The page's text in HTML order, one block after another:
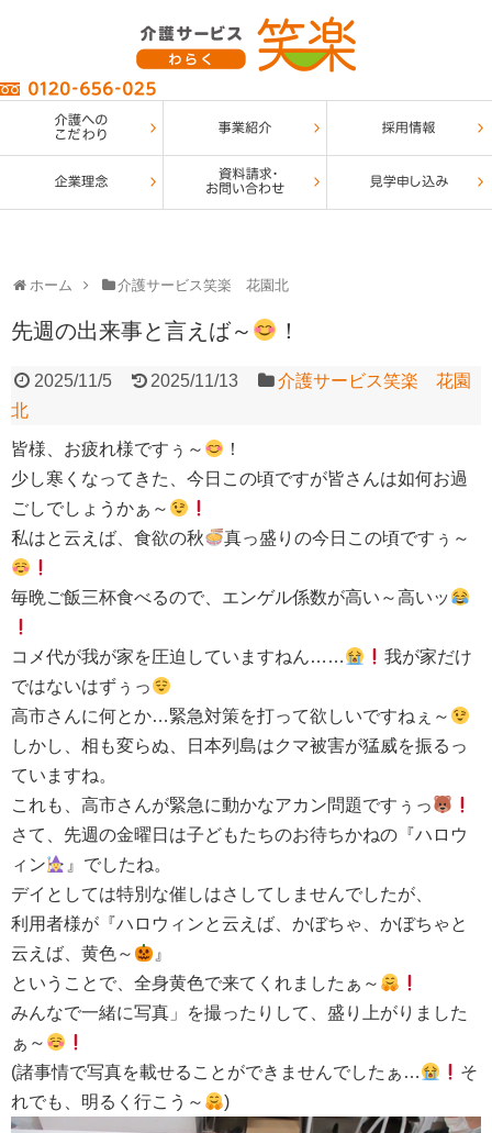
ホーム 介護サービス笑楽 花園北
先週の出来事と言えば～ ！
2025/11/5 2025/11/13
介護サービス笑楽 花園
北
皆様、お疲れ様ですぅ～
！
少し寒くなってきた、今日この頃ですが皆さんは如何お過
ごしでしょうかぁ～
私はと云えば、食欲の秋
真っ盛りの今日この頃ですぅ～
毎晩ご飯三杯食べるので、エンゲル係数が高い～高いッ
コメ代が我が家を圧迫していますねん……
我が家だけ
ではないはずぅっ
高市さんに何とか…緊急対策を打って欲しいですねぇ～
しかし、相も変らぬ、日本列島はクマ被害が猛威を振るっ
ていますね。
これも、高市さんが緊急に動かなアカン問題ですぅっ
さて、先週の金曜日は子どもたちのお待ちかねの『ハロウ
ィン
』でしたね。
デイとしては特別な催しはさしてしませんでしたが、
利用者様が『ハロウィンと云えば、かぼちゃ、かぼちゃと
云えば、黄色～
』
ということで、全身黄色で来てくれましたぁ～
みんなで一緒に写真」を撮ったりして、盛り上がりました
ぁ～
(諸事情で写真を載せることができませんでしたぁ…
そ
れでも、明るく行こう～
)